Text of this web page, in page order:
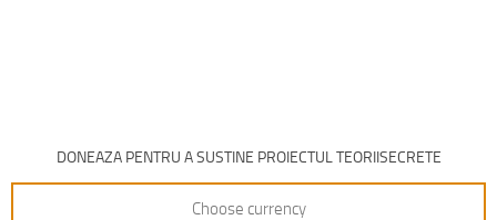
DONEAZA PENTRU A SUSTINE PROIECTUL TEORIISECRETE
Choose currency